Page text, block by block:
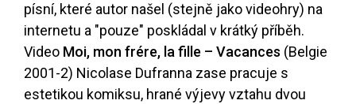
písní, které autor našel (stejně jako videohry) na
internetu a "pouze" poskládal v krátký příběh.
Video Moi, mon frére, la fille – Vacances (Belgie
2001-2) Nicolase Dufranna zase pracuje s
estetikou komiksu, hrané výjevy vztahu dvou